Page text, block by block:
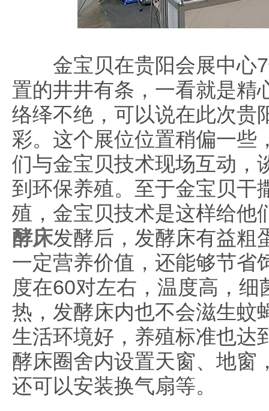
金宝贝在贵阳会展中心7
置的井井有条，一看就是精
络绎不绝，可以说在此次贵
彩。这个展位位置稍偏一些
们与金宝贝技术现场互动，
到环保养殖。至于金宝贝干
殖，金宝贝技术是这样给他
酵床发酵后，发酵床有益粗
一定营养价值，还能够节省
度在60对左右，温度高，
热，发酵床内也不会滋生蚊
生活环境好，养殖标准也达
酵床圈舍内设置天窗、地窗
还可以安装换气扇等。